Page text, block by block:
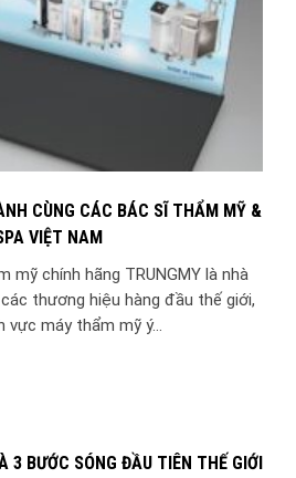
CÙNG CÁC BÁC SĨ THẨM MỸ &
VIỆT NAM
mỹ chính hãng TRUNGMY là nhà
thương hiệu hàng đầu thế giới,
vực máy thẩm mỹ ý...
3 BƯỚC SÓNG ĐẦU TIÊN THẾ GIỚI